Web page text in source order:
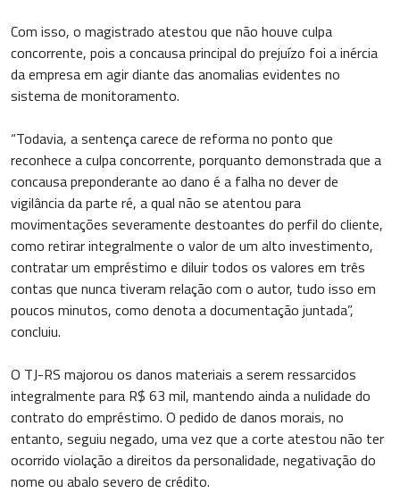
Com isso, o magistrado atestou que não houve culpa
concorrente, pois a concausa principal do prejuízo foi a inércia
da empresa em agir diante das anomalias evidentes no
sistema de monitoramento.
“Todavia, a sentença carece de reforma no ponto que
reconhece a culpa concorrente, porquanto demonstrada que a
concausa preponderante ao dano é a falha no dever de
vigilância da parte ré, a qual não se atentou para
movimentações severamente destoantes do perfil do cliente,
como retirar integralmente o valor de um alto investimento,
contratar um empréstimo e diluir todos os valores em três
contas que nunca tiveram relação com o autor, tudo isso em
poucos minutos, como denota a documentação juntada”,
concluiu.
O TJ-RS majorou os danos materiais a serem ressarcidos
integralmente para R$ 63 mil, mantendo ainda a nulidade do
contrato do empréstimo. O pedido de danos morais, no
entanto, seguiu negado, uma vez que a corte atestou não ter
ocorrido violação a direitos da personalidade, negativação do
nome ou abalo severo de crédito.